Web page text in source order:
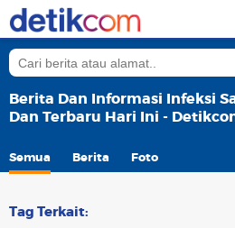
Berita Dan Informasi Infeksi
Dan Terbaru Hari Ini -
Semua Berita Foto
Tag Terkait: